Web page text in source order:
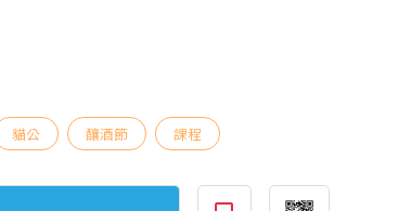
貓公 釀酒節 課程